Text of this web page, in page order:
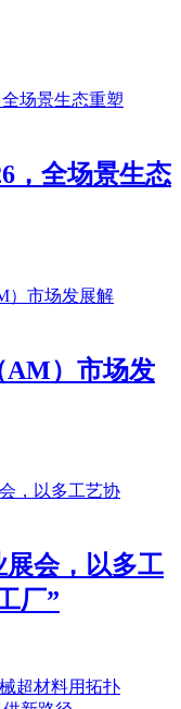
，全场景生态
AM）市场发
会，以多工
厂”